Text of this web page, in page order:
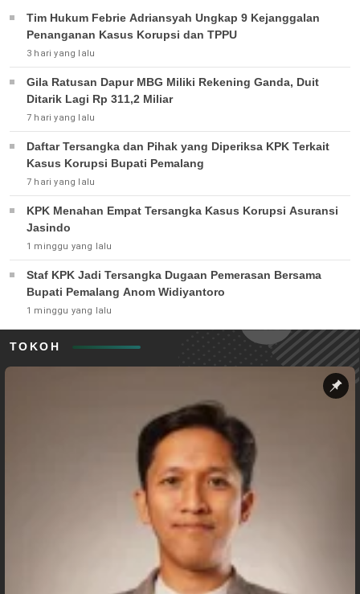
Tim Hukum Febrie Adriansyah Ungkap 9 Kejanggalan
Penanganan Kasus Korupsi dan TPPU
3 hari yang lalu
Gila Ratusan Dapur MBG Miliki Rekening Ganda, Duit
Ditarik Lagi Rp 311,2 Miliar
7 hari yang lalu
Daftar Tersangka dan Pihak yang Diperiksa KPK Terkait
Kasus Korupsi Bupati Pemalang
7 hari yang lalu
KPK Menahan Empat Tersangka Kasus Korupsi Asuransi
Jasindo
1 minggu yang lalu
Staf KPK Jadi Tersangka Dugaan Pemerasan Bersama
Bupati Pemalang Anom Widiyantoro
1 minggu yang lalu
TOKOH